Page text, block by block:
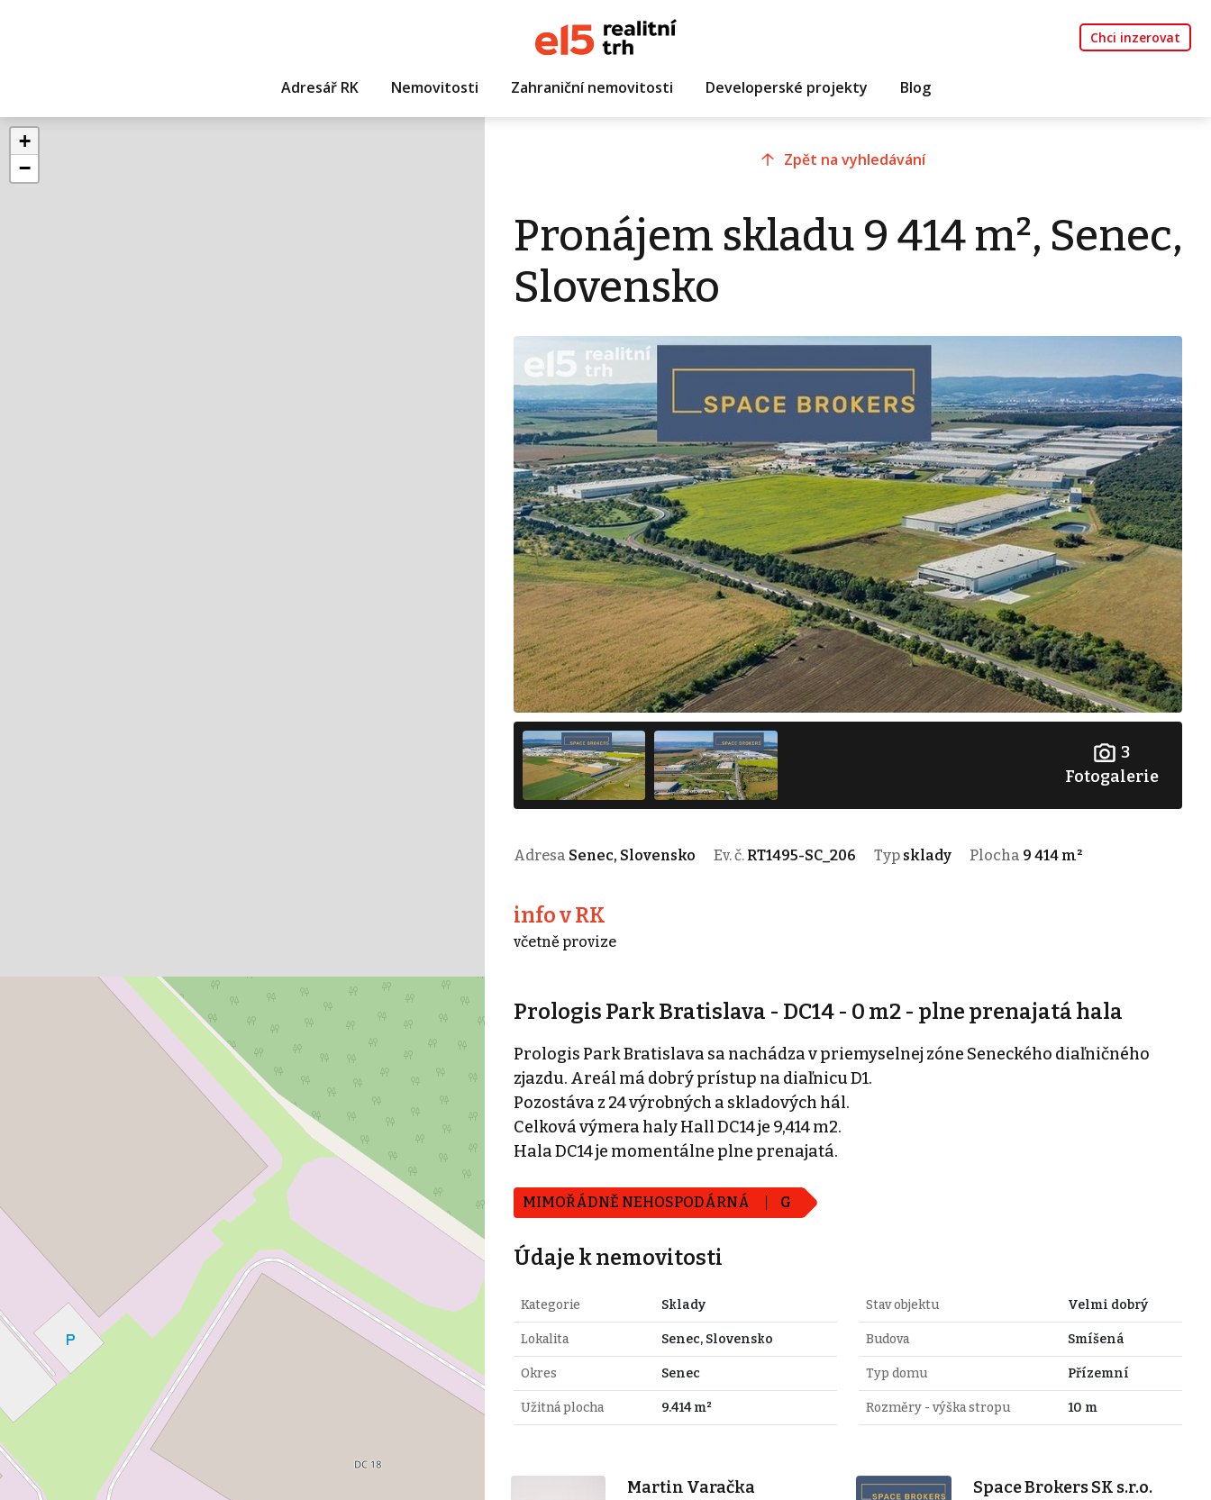
Chci inzerovat
Adresář RK Nemovitosti Zahraniční nemovitosti Developerské projekty Blog
+
−
Zpět na vyhledávání
Pronájem skladu 9 414 m², Senec,
Slovensko
3
Fotogalerie
Adresa Senec, Slovensko Ev. č. RT1495-SC_206 Typ sklady Plocha 9 414 m²
info v RK
včetně provize
Prologis Park Bratislava - DC14 - 0 m2 - plne prenajatá hala
Prologis Park Bratislava sa nachádza v priemyselnej zóne Seneckého diaľničného
zjazdu. Areál má dobrý prístup na diaľnicu D1.
Pozostáva z 24 výrobných a skladových hál.
Celková výmera haly Hall DC14 je 9,414 m2.
Hala DC14 je momentálne plne prenajatá.
MIMOŘÁDNĚ NEHOSPODÁRNÁ G
Údaje k nemovitosti
Kategorie Sklady
Lokalita Senec, Slovensko
Okres Senec
Užitná plocha 9.414 m²
Stav objektu Velmi dobrý
Budova Smíšená
Typ domu Přízemní
Rozměry - výška stropu 10 m
Martin Varačka Space Brokers SK s.r.o.